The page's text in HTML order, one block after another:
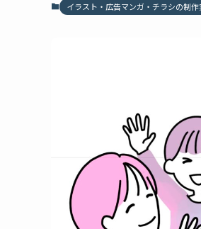
イラスト・広告マンガ・チラシの制